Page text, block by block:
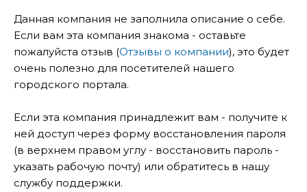
Данная компания не заполнила описание о себе.
Если вам эта компания знакома - оставьте
пожалуйста отзыв (Отзывы о компании), это будет
очень полезно для посетителей нашего
городского портала.
Если эта компания принадлежит вам - получите к
ней доступ через форму восстановления пароля
(в верхнем правом углу - восстановить пароль -
указать рабочую почту) или обратитесь в нашу
службу поддержки.